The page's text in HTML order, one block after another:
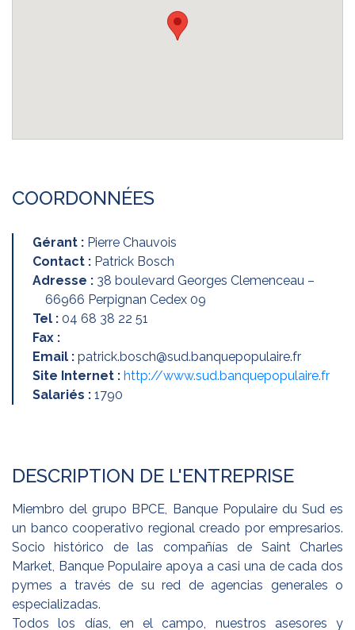
COORDONNÉES
Gérant : Pierre Chauvois
Contact : Patrick Bosch
Adresse : 38 boulevard Georges Clemenceau –
66966 Perpignan Cedex 09
Tel : 04 68 38 22 51
Fax :
Email : patrick.bosch@sud.banquepopulaire.fr
Site Internet : http://www.sud.banquepopulaire.fr
Salariés : 1790
DESCRIPTION DE L'ENTREPRISE
Miembro del grupo BPCE, Banque Populaire du Sud es
un banco cooperativo regional creado por empresarios.
Socio histórico de las compañías de Saint Charles
Market, Banque Populaire apoya a casi una de cada dos
pymes a través de su red de agencias generales o
especializadas.
Todos los días, en el campo, nuestros asesores y